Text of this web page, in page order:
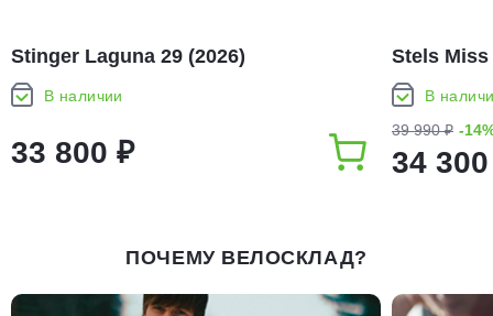
Stinger Laguna 29 (2026)
В наличии
33 800 ₽
Stels Miss
В
39 990 ₽ -
34
ПОЧЕМУ ВЕЛОСКЛАД?